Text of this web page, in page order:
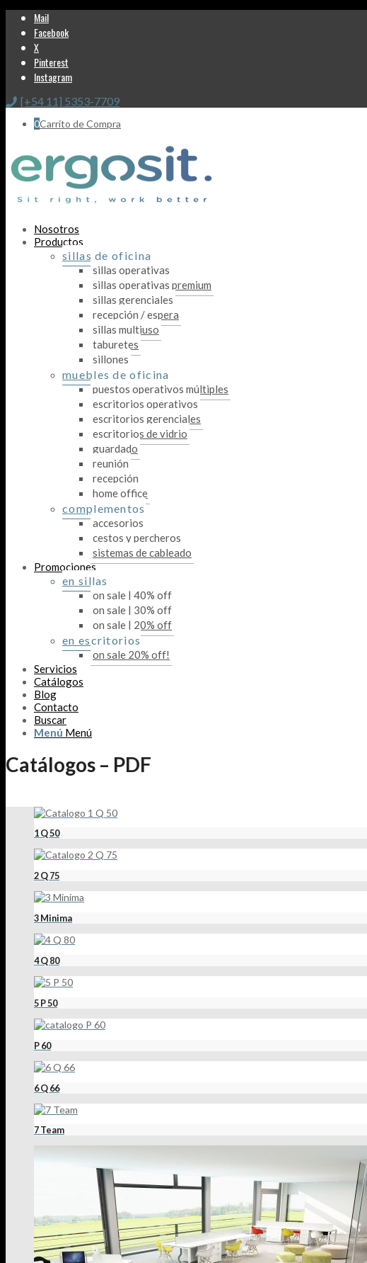
Mail
Facebook
X
Pinterest
Instagram
[+54 11] 5353-7709
0Carrito de Compra
Nosotros
Productos
sillas de oficina
sillas operativas
sillas operativas premium
sillas gerenciales
recepción / espera
sillas multiuso
taburetes
sillones
muebles de oficina
puestos operativos múltiples
escritorios operativos
escritorios gerenciales
escritorios de vidrio
guardado
reunión
recepción
home office
complementos
accesorios
cestos y percheros
sistemas de cableado
Promociones
en sillas
on sale | 40% off
on sale | 30% off
on sale | 20% off
en escritorios
on sale 20% off!
Servicios
Catálogos
Blog
Contacto
Buscar
Menú Menú
Catálogos – PDF
1 Q 50
2 Q 75
3 Minima
4 Q 80
5 P 50
P 60
6 Q 66
7 Team